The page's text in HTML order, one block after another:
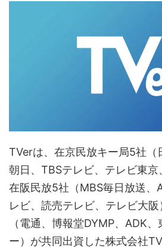
TVerは、在京民放キー局5社（
朝日、TBSテレビ、テレビ東京
在阪民放5社（MBS毎日放送、
レビ、読売テレビ、テレビ大
（電通、博報堂DYMP、ADK
ー）が共同出資した株式会社